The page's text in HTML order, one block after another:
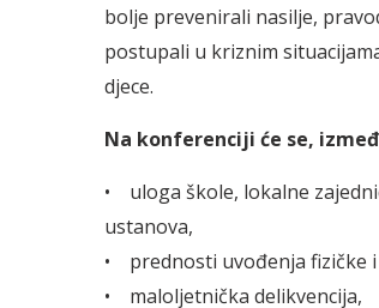
bolje prevenirali nasilje,
postupali u kriznim
djece.
Na konferenciji će se,
• uloga škole, lokalne
ustanova,
• prednosti uvođenja fizičke
• maloljetnička delikvencija,